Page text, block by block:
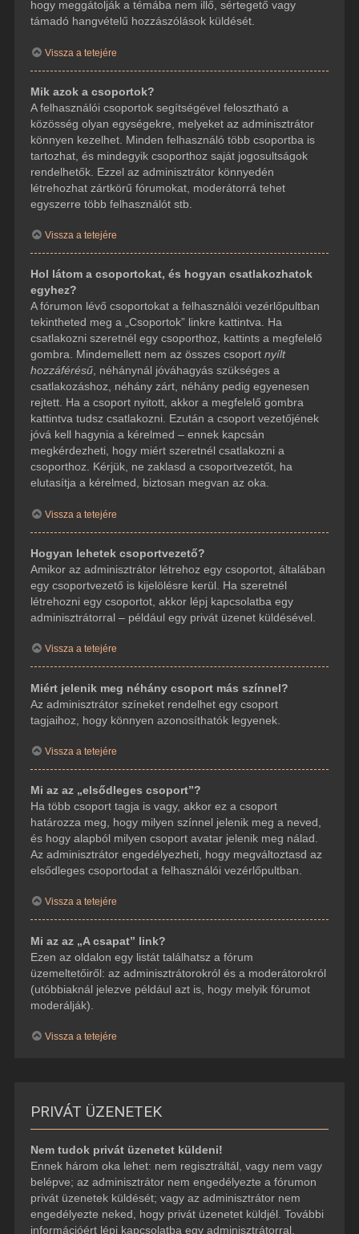
hogy meggátolják a témába nem illő, sértegető vagy
támadó hangvételű hozzászólások küldését.
Vissza a tetejére
Mik azok a csoportok?
A felhasználói csoportok segítségével felosztható a
közösség olyan egységekre, melyeket az adminisztrátor
könnyen kezelhet. Minden felhasználó több csoportba is
tartozhat, és mindegyik csoporthoz saját jogosultságok
rendelhetők. Ezzel az adminisztrátor könnyedén
létrehozhat zártkörű fórumokat, moderátorrá tehet
egyszerre több felhasználót stb.
Vissza a tetejére
Hol látom a csoportokat, és hogyan csatlakozhatok
egyhez?
A fórumon lévő csoportokat a felhasználói vezérlőpultban
tekintheted meg a „Csoportok” linkre kattintva. Ha
csatlakozni szeretnél egy csoporthoz, kattints a megfelelő
gombra. Mindemellett nem az összes csoport nyílt
hozzáférésű, néhánynál jóváhagyás szükséges a
csatlakozáshoz, néhány zárt, néhány pedig egyenesen
rejtett. Ha a csoport nyitott, akkor a megfelelő gombra
kattintva tudsz csatlakozni. Ezután a csoport vezetőjének
jóvá kell hagynia a kérelmed – ennek kapcsán
megkérdezheti, hogy miért szeretnél csatlakozni a
csoporthoz. Kérjük, ne zaklasd a csoportvezetőt, ha
elutasítja a kérelmed, biztosan megvan az oka.
Vissza a tetejére
Hogyan lehetek csoportvezető?
Amikor az adminisztrátor létrehoz egy csoportot, általában
egy csoportvezető is kijelölésre kerül. Ha szeretnél
létrehozni egy csoportot, akkor lépj kapcsolatba egy
adminisztrátorral – például egy privát üzenet küldésével.
Vissza a tetejére
Miért jelenik meg néhány csoport más színnel?
Az adminisztrátor színeket rendelhet egy csoport
tagjaihoz, hogy könnyen azonosíthatók legyenek.
Vissza a tetejére
Mi az az „elsődleges csoport”?
Ha több csoport tagja is vagy, akkor ez a csoport
határozza meg, hogy milyen színnel jelenik meg a neved,
és hogy alapból milyen csoport avatar jelenik meg nálad.
Az adminisztrátor engedélyezheti, hogy megváltoztasd az
elsődleges csoportodat a felhasználói vezérlőpultban.
Vissza a tetejére
Mi az az „A csapat” link?
Ezen az oldalon egy listát találhatsz a fórum
üzemeltetőiről: az adminisztrátorokról és a moderátorokról
(utóbbiaknál jelezve például azt is, hogy melyik fórumot
moderálják).
Vissza a tetejére
PRIVÁT ÜZENETEK
Nem tudok privát üzenetet küldeni!
Ennek három oka lehet: nem regisztráltál, vagy nem vagy
belépve; az adminisztrátor nem engedélyezte a fórumon
privát üzenetek küldését; vagy az adminisztrátor nem
engedélyezte neked, hogy privát üzenetet küldjél. További
információért lépj kapcsolatba egy adminisztrátorral.